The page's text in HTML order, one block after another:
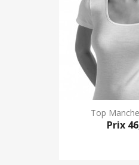
Top
Prix